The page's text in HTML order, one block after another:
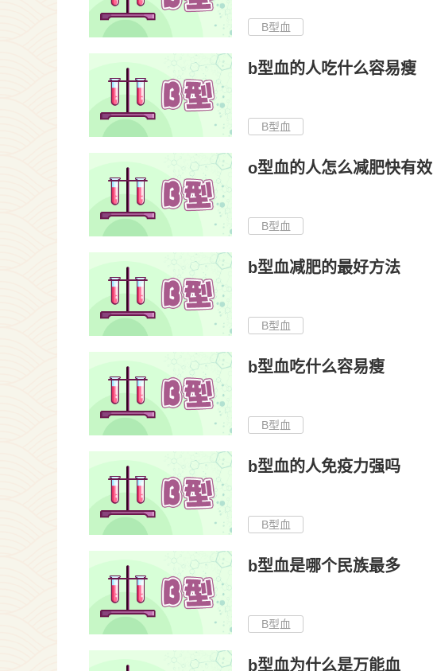
B型血
b型血的人吃什么容易瘦
B型血
o型血的人怎么减肥快有效
B型血
b型血减肥的最好方法
B型血
b型血吃什么容易瘦
B型血
b型血的人免疫力强吗
B型血
b型血是哪个民族最多
B型血
b型血为什么是万能血